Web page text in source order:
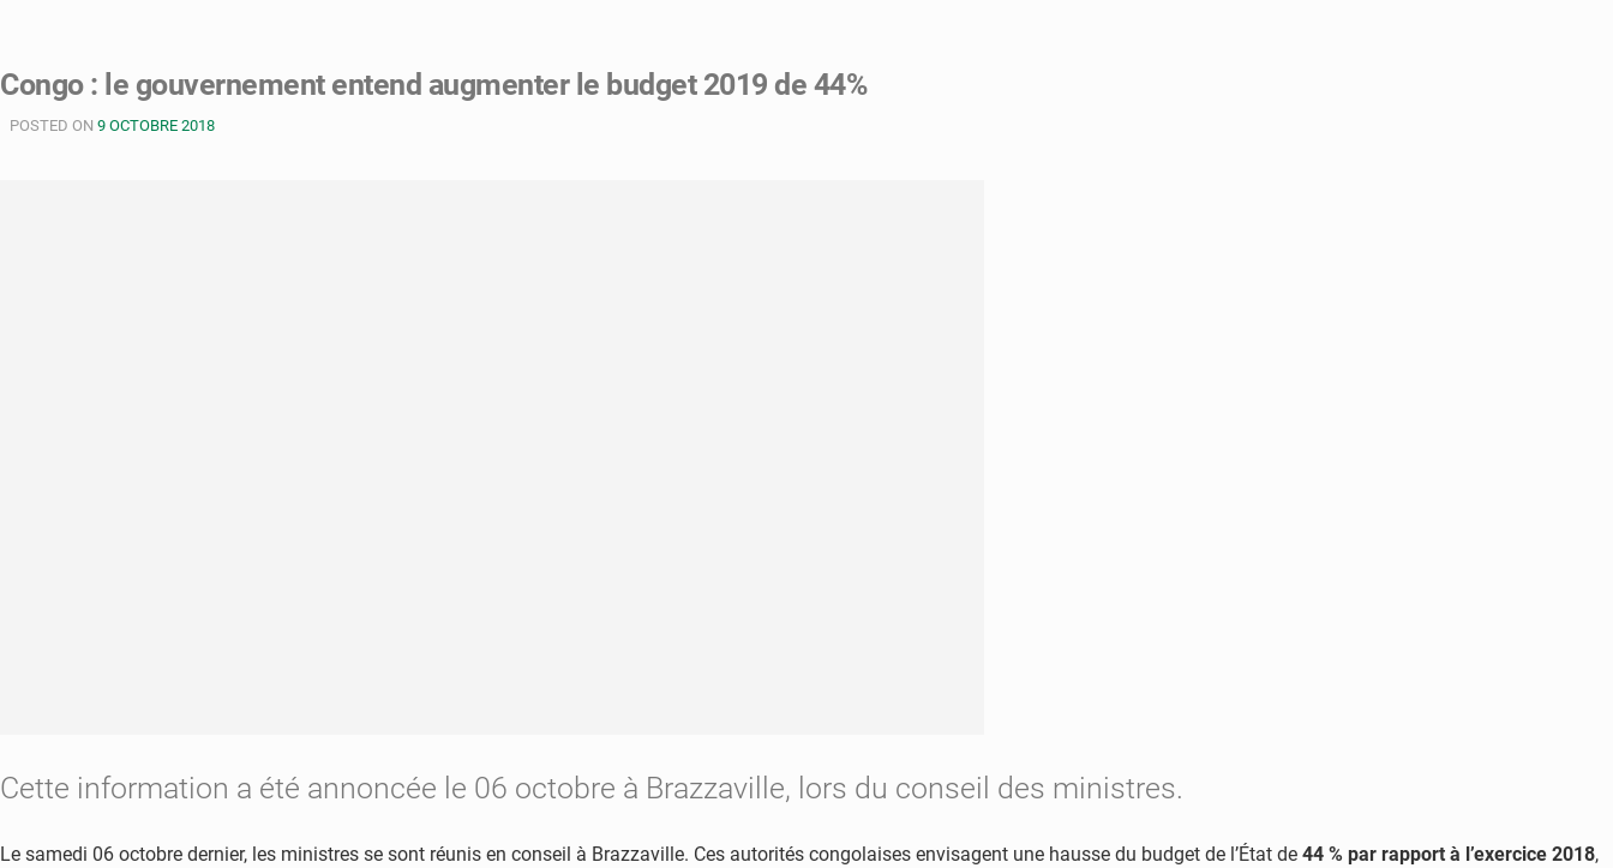
l’activité
Congo : le gouvernement entend augmenter le budget 2019 de 44%
POSTED ON 9 OCTOBRE 2018
Cette information a été annoncée le 06 octobre à Brazzaville, lors du conseil des ministres.
Le samedi 06 octobre dernier, les ministres se sont réunis en conseil à Brazzaville. Ces autorités congolaises envisagent une hausse du budget de l’État de 44 % par rapport à l’exercice 2018,